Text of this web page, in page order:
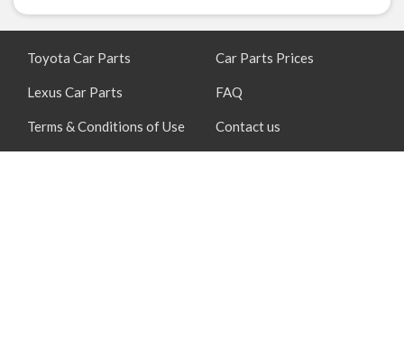
Toyota Car Parts
Lexus Car Parts
Terms & Conditions of Use
Car Parts Prices
FAQ
Contact us